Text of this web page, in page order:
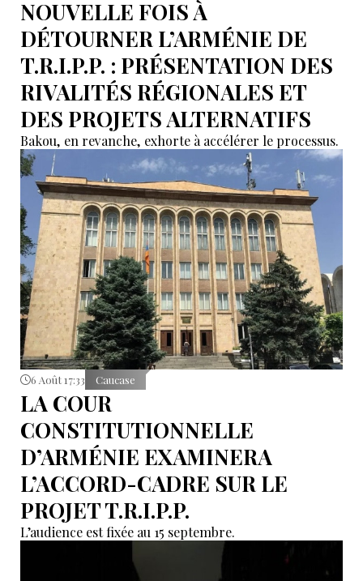
NOUVELLE FOIS À
DÉTOURNER L’ARMÉNIE DE
T.R.I.P.P. : PRÉSENTATION DES
RIVALITÉS RÉGIONALES ET
DES PROJETS ALTERNATIFS
Bakou, en revanche, exhorte à accélérer le processus.
6 Août 17:33 Caucase
LA COUR
CONSTITUTIONNELLE
D’ARMÉNIE EXAMINERA
L’ACCORD-CADRE SUR LE
PROJET T.R.I.P.P.
L’audience est fixée au 15 septembre.